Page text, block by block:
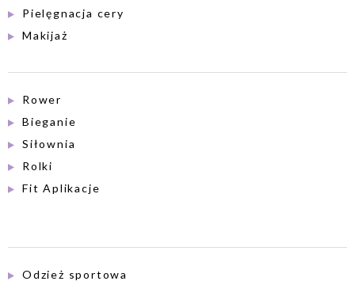
Pielęgnacja cery
Makijaż
Rower
Bieganie
Siłownia
Rolki
Fit Aplikacje
Odzież sportowa